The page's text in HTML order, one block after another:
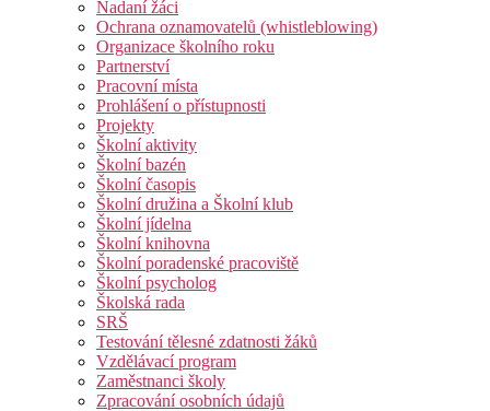
Nadaní žáci
Ochrana oznamovatelů (whistleblowing)
Organizace školního roku
Partnerství
Pracovní místa
Prohlášení o přístupnosti
Projekty
Školní aktivity
Školní bazén
Školní časopis
Školní družina a Školní klub
Školní jídelna
Školní knihovna
Školní poradenské pracoviště
Školní psycholog
Školská rada
SRŠ
Testování tělesné zdatnosti žáků
Vzdělávací program
Zaměstnanci školy
Zpracování osobních údajů